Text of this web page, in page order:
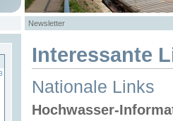
Newsletter
Interessante
Nationale Links
Hochwasser-